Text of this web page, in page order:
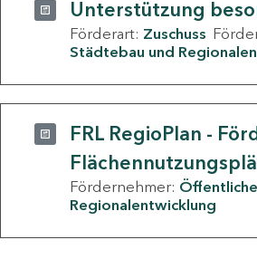
Unterstützung
Förderart: Zuschuss
Städtebau und
FRL RegioPlan -
Fördernehmer:
Regionalentwicklung